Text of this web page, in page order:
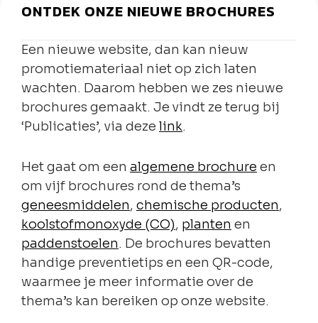
ONTDEK ONZE NIEUWE BROCHURES
Een nieuwe website, dan kan nieuw
promotiemateriaal niet op zich laten
wachten. Daarom hebben we zes nieuwe
brochures gemaakt. Je vindt ze terug bij
‘Publicaties’, via deze link.
Het gaat om een algemene brochure en
om vijf brochures rond de thema’s
geneesmiddelen, chemische producten,
koolstofmonoxyde (CO), planten en
paddenstoelen. De brochures bevatten
handige preventietips en een QR-code,
waarmee je meer informatie over de
thema’s kan bereiken op onze website.